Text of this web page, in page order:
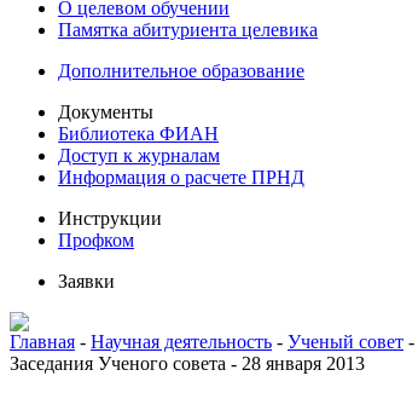
О целевом обучении
Памятка абитуриента целевика
Дополнительное образование
Документы
Библиотека ФИАН
Доступ к журналам
Информация о расчете ПРНД
Инструкции
Профком
Заявки
Главная - Научная деятельность - Ученый совет -
Заседания Ученого совета - 28 января 2013